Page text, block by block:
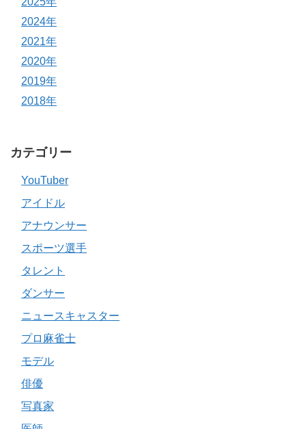
2024年
2021年
2020年
2019年
2018年
カテゴリー
YouTuber
アイドル
アナウンサー
スポーツ選手
タレント
ダンサー
ニュースキャスター
プロ麻雀士
モデル
俳優
写真家